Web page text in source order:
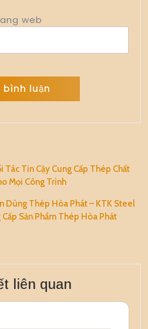
web
Tác Tin Cậy Cung Cấp Thép Chất
Mọi Công Trình
Dùng Thép Hòa Phát – KTK Steel
Sản Phẩm Thép Hòa Phát
liên quan